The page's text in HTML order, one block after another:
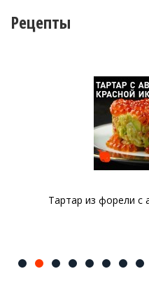
Рецепты
Тартар из форели с